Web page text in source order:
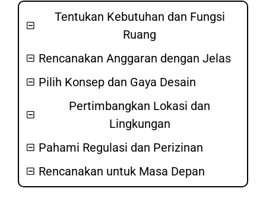
Tentukan Kebutuhan dan Fungsi
Ruang
Rencanakan Anggaran dengan Jelas
Pilih Konsep dan Gaya Desain
Pertimbangkan Lokasi dan
Lingkungan
Pahami Regulasi dan Perizinan
Rencanakan untuk Masa Depan